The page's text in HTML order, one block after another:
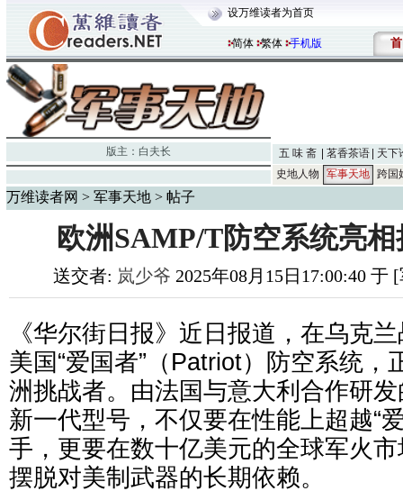
设万维读者为首页
简体 繁体 手机版 首
版主： 白夫长 五 味 斋 茗香茶语
天下
史地人物
军事天地 跨国
万维读者网 > 军事天地 > 帖子
欧洲SAMP/T防空系统亮
送交者: 岚少爷 2025年08月15日17:00:40 于
《华尔街日报》近日报道，在乌克
美国“爱国者”（Patriot）防空系统，
洲挑战者。由法国与意大利合作研
新一代型号，不仅要在性能上超越“
手，更要在数十亿美元的全球军火
摆脱对美制武器的长期依赖。